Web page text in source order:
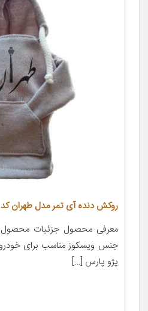
روکش دنده آی تمر مدل طهران کد 168
پژو پارس […]